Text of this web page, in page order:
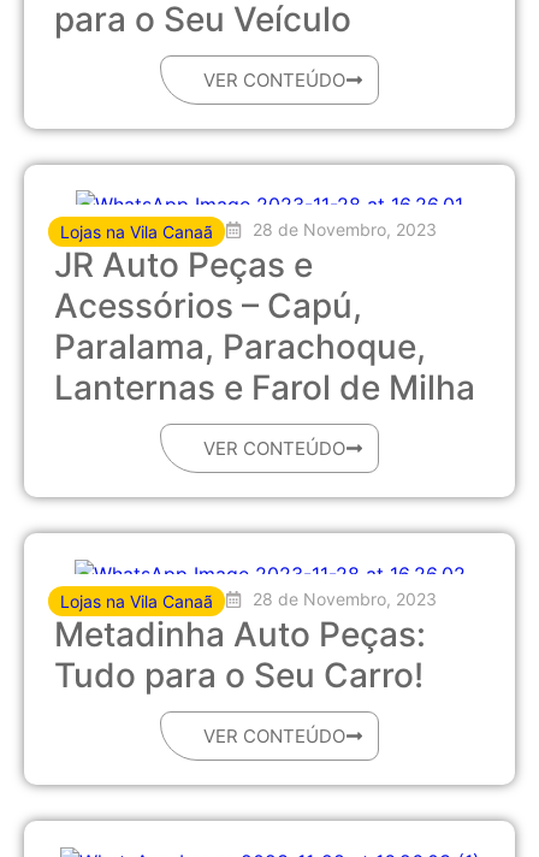
para o Seu Veículo
VER CONTEÚDO
Lojas na Vila Canaã 28 de Novembro, 2023
JR Auto Peças e
Acessórios – Capú,
Paralama, Parachoque,
Lanternas e Farol de Milha
VER CONTEÚDO
Lojas na Vila Canaã 28 de Novembro, 2023
Metadinha Auto Peças:
Tudo para o Seu Carro!
VER CONTEÚDO